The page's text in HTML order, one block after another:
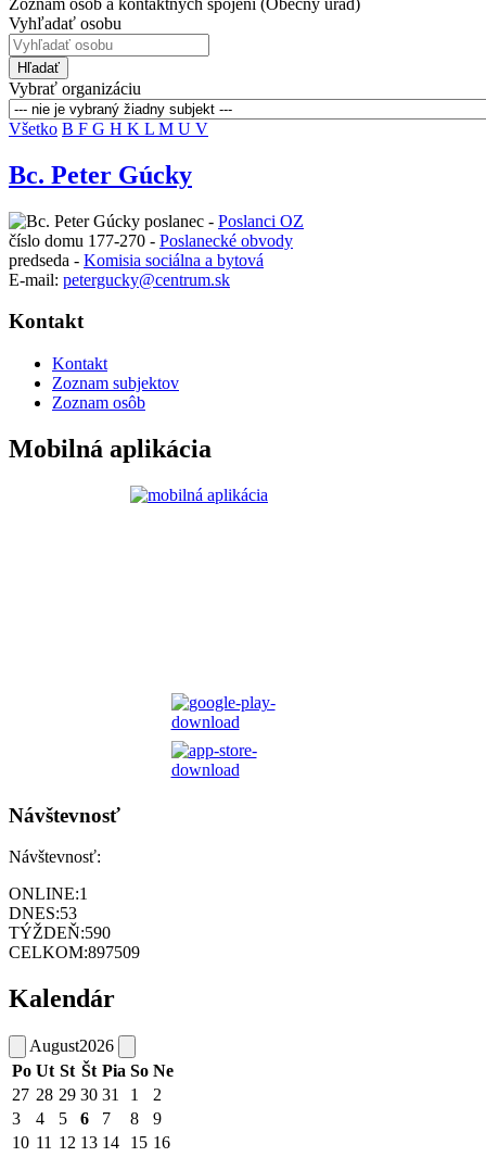
Vyhľadať osobu
Hľadať
Vybrať organizáciu
Všetko B F G H K L M U V
Bc. Peter Gúcky
poslanec - Poslanci OZ
číslo domu 177-270 - Poslanecké obvody
predseda - Komisia sociálna a bytová
E-mail: petergucky@centrum.sk
Kontakt
Kontakt
Zoznam subjektov
Zoznam osôb
Mobilná aplikácia
Návštevnosť
Návštevnosť:
ONLINE:1
DNES:53
TÝŽDEŇ:590
CELKOM:897509
Kalendár
August2026
Po Ut St Št Pia So Ne
27 28 29 30 31 1
2
3
4 5 6 7 8
9
10 11 12 13 14 15 16